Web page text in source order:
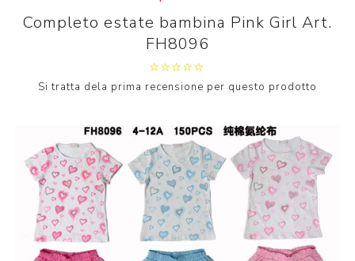
Completo estate bambina Pink Girl Art.
FH8096
Si tratta dela prima recensione per questo prodotto